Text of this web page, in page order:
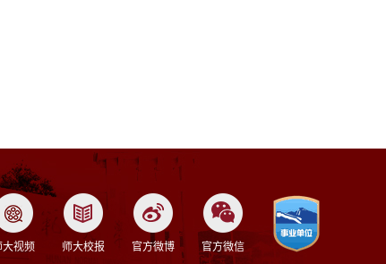
大视频 师大校报 官方微博 官方微信